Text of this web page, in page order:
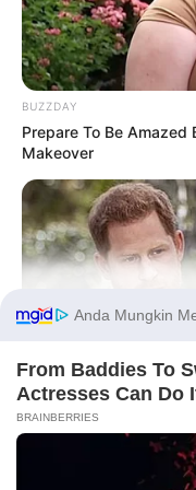
PRIVACY POLICY
BUZZDAY
Prepare To Be Amazed
Makeover
The Truth About
Before You Go